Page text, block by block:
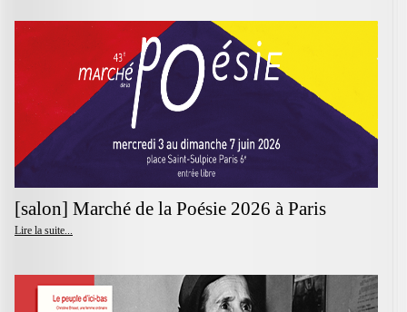
[salon] Marché de la Poésie 2026 à Paris
Lire la suite...